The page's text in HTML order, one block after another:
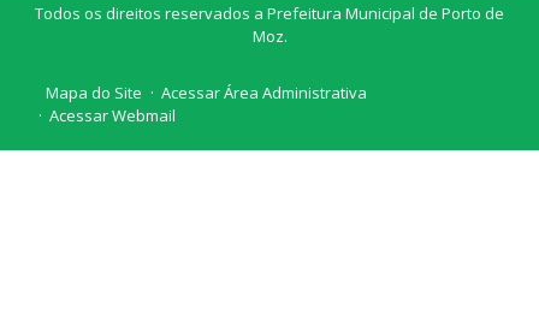
Todos os direitos reservados a Prefeitura Municipal de Porto de
Moz.
Mapa do Site
Acessar Área Administrativa
Acessar Webmail